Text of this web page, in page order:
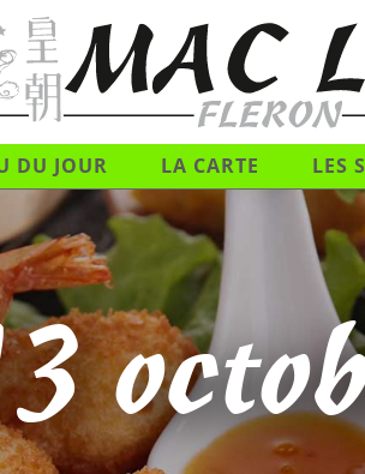
DU JOUR LA CARTE LES